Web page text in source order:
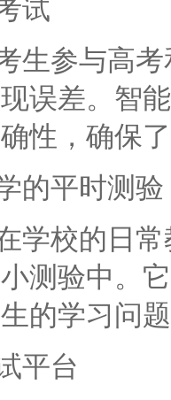
试
参与高考
误差。智
性，确保
平时测验
校的日常
测验中。
的学习问
平台